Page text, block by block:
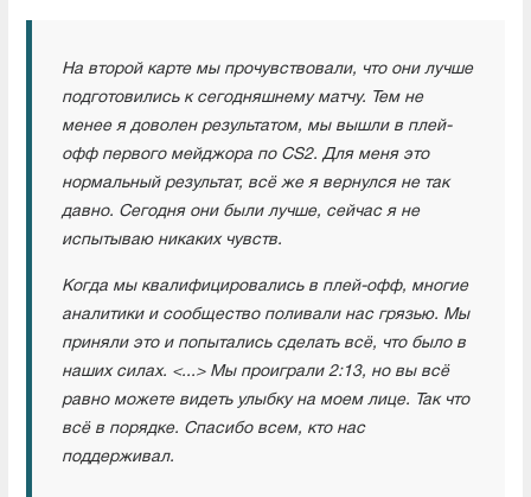
На второй карте мы прочувствовали, что они лучше
подготовились к сегодняшнему матчу. Тем не
менее я доволен результатом, мы вышли в плей-
офф первого мейджора по CS2. Для меня это
нормальный результат, всё же я вернулся не так
давно. Сегодня они были лучше, сейчас я не
испытываю никаких чувств.
Когда мы квалифицировались в плей-офф, многие
аналитики и сообщество поливали нас грязью. Мы
приняли это и попытались сделать всё, что было в
наших силах. <...> Мы проиграли 2:13, но вы всё
равно можете видеть улыбку на моем лице. Так что
всё в порядке. Спасибо всем, кто нас
поддерживал.